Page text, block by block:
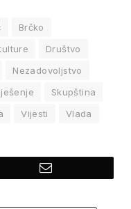
Brčko
Društvo
Nezadovoljstvo
Skupština
Vijesti Vlada
Email